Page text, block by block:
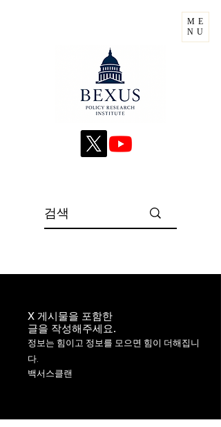
ME
NU
X 게시물을 포함한
​글을 작성해주세요.
정보는 힘이고 정보를 모으면 힘이 더해집니
다.
백서스클랜